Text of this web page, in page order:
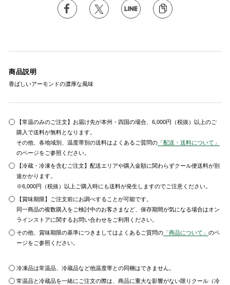
商品説明
香ばしいアーモンドの濃厚な風味
【常温のみのご注文】お届け先が本州・四国の場合、6,000円（税抜）以上のご
購入で送料が無料となります。
その他、各地域別、温度帯別の送料はよくあるご質問の 「配送・送料について」
のページをご参照ください。
【冷蔵・冷凍を含むご注文】配送エリアや購入金額に関わらずクール便送料が別
途かかります。
※6,000円（税抜）以上ご購入時にも送料が発生しますのでご注意ください。
【賞味期限】ご注文前にお調べすることが可能です。
同一商品の複数購入をご検討中のお客さまなど、保存期間が気になる場合はオン
ラインストアに関するお問い合わせをご利用ください。
その他、賞味期限の基準につきましてはよくあるご質問の 「商品について」のペ
ージをご参照ください。
冷凍品は常温品、冷蔵品など他温度帯との同梱はできません。
常温品と冷蔵品を一緒にご注文の際は、商品に重大な影響がない限りクール（冷